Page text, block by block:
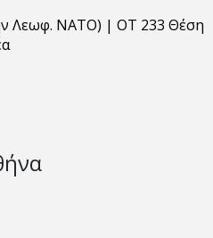
Λεωφ. ΝΑΤΟ) | ΟΤ 233 Θέση